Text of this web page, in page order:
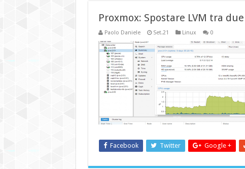
Proxmox: Spostare LVM tra
Paolo Daniele Set.21 Linux 0
Facebook Twitter Google +